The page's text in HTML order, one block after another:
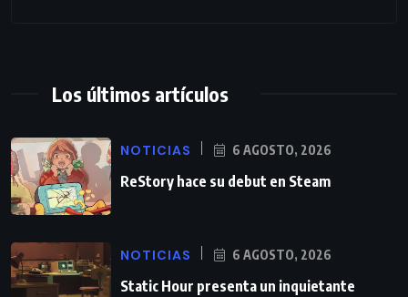
Los últimos artículos
NOTICIAS 6 AGOSTO, 2026
ReStory hace su debut en Steam
NOTICIAS 6 AGOSTO, 2026
Static Hour presenta un inquietante